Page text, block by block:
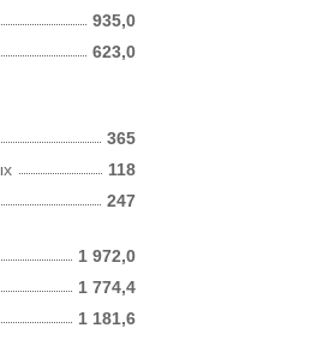
935,0
623,0
365
247
118
1 972,0
1 774,4
1 181,6